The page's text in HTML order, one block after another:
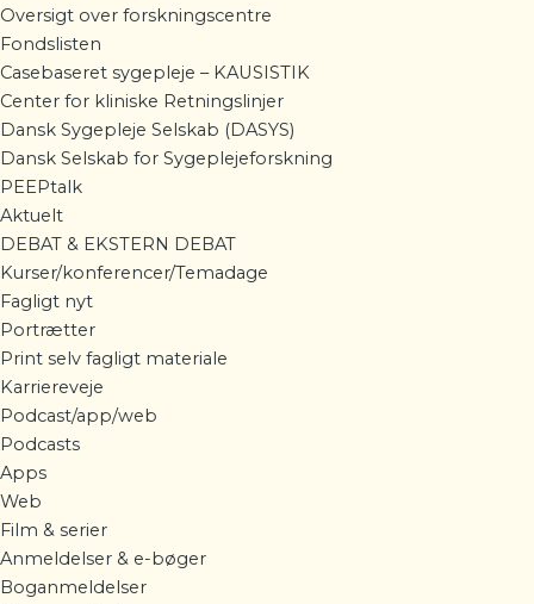
Oversigt over forskningscentre
Fondslisten
Casebaseret sygepleje – KAUSISTIK
Center for kliniske Retningslinjer
Dansk Sygepleje Selskab (DASYS)
Dansk Selskab for Sygeplejeforskning
PEEPtalk
Aktuelt
DEBAT & EKSTERN DEBAT
Kurser/konferencer/Temadage
Fagligt nyt
Portrætter
Print selv fagligt materiale
Karriereveje
Podcast/app/web
Podcasts
Apps
Web
Film & serier
Anmeldelser & e-bøger
Boganmeldelser